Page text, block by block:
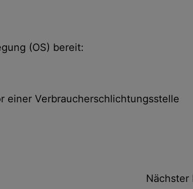
(OS) bereit:
Verbraucherschlichtungsstelle
Nächster